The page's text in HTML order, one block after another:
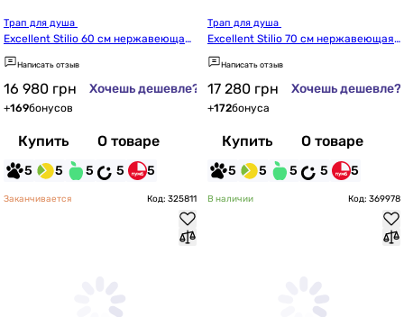
Excellent Stilio 60 см нержавеющая
сталь (INEX.1515.600.P.SNP)
Написать отзыв
16 980 грн Хочешь дешевле?
+169бонусов
Купить О товаре
5 5 5 5 5
Excellent Stilio 70 см нержавеющая
сталь (INEX.1515.700.P.SNP)
Написать отзыв
17 280 грн Хочешь дешевле?
+172бонуса
Купить О товаре
5 5 5 5 5
Заканчивается Код: 325811 В наличии Код: 369978